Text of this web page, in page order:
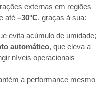
externas em regiões
até –30°C, graças à sua:
evita acúmulo de umidade;
automático, que eleva a
níveis operacionais
a performance mesmo